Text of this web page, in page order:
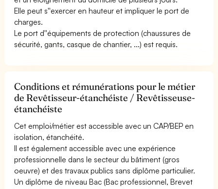
Elle peut s''exercer en hauteur et impliquer le port de
charges.
Le port d''équipements de protection (chaussures de
sécurité, gants, casque de chantier, ...) est requis.
Conditions et rémunérations pour le métier
de Revêtisseur-étanchéiste / Revêtisseuse-
étanchéiste
Cet emploi/métier est accessible avec un CAP/BEP en
isolation, étanchéité.
Il est également accessible avec une expérience
professionnelle dans le secteur du bâtiment (gros
oeuvre) et des travaux publics sans diplôme particulier.
Un diplôme de niveau Bac (Bac professionnel, Brevet